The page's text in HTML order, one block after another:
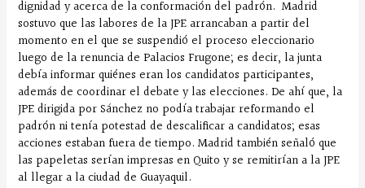
dignidad y acerca de la conformación del padrón. Madrid
sostuvo que las labores de la JPE arrancaban a partir del
momento en el que se suspendió el proceso eleccionario
luego de la renuncia de Palacios Frugone; es decir, la junta
debía informar quiénes eran los candidatos participantes,
además de coordinar el debate y las elecciones. De ahí que, la
JPE dirigida por Sánchez no podía trabajar reformando el
padrón ni tenía potestad de descalificar a candidatos; esas
acciones estaban fuera de tiempo. Madrid también señaló que
las papeletas serían impresas en Quito y se remitirían a la JPE
al llegar a la ciudad de Guayaquil.